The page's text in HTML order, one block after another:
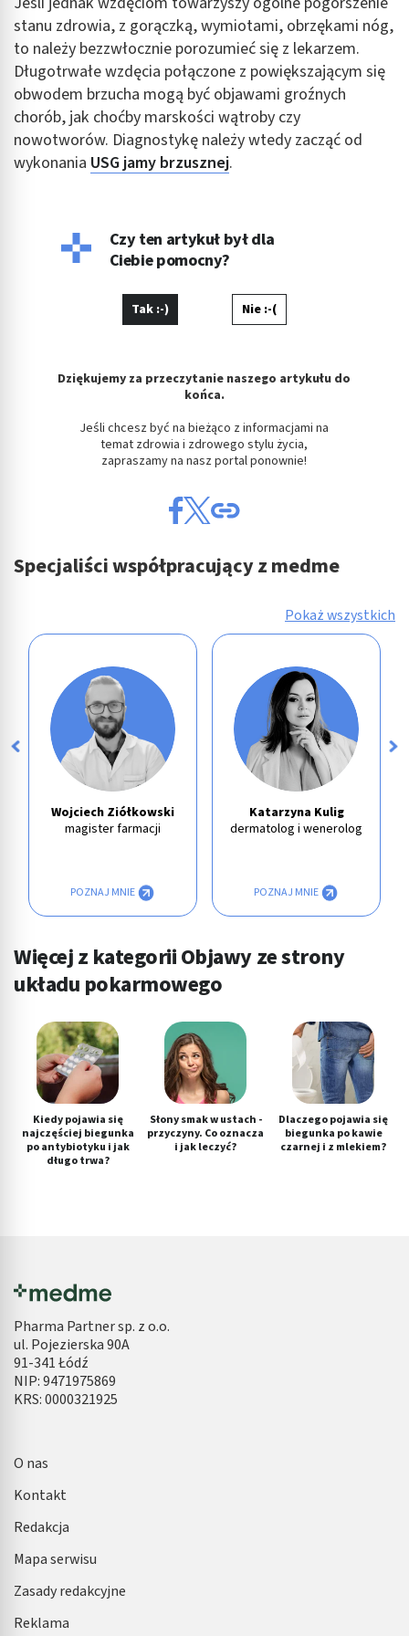
stanu zdrowia, z gorączką, wymiotami, obrzękami nóg,
to należy bezzwłocznie porozumieć się z lekarzem.
Długotrwałe wzdęcia połączone z powiększającym się
obwodem brzucha mogą być objawami groźnych
chorób, jak choćby marskości wątroby czy
nowotworów. Diagnostykę należy wtedy zacząć od
wykonania USG jamy brzusznej.
Czy ten artykuł był dla
Ciebie pomocny?
Tak :-) Nie :-(
Dziękujemy za przeczytanie naszego artykułu do
końca.
Jeśli chcesz być na bieżąco z informacjami na
temat zdrowia i zdrowego stylu życia,
zapraszamy na nasz portal ponownie!
Specjaliści współpracujący z medme
Pokaż wszystkich
Wojciech Ziółkowski
magister farmacji
POZNAJ MNIE
Katarzyna Kulig
dermatolog i wenerolog
POZNAJ MNIE
Więcej z kategorii Objawy ze strony
układu pokarmowego
Kiedy pojawia się
najczęściej biegunka
po antybiotyku i jak
długo trwa?
Słony smak w ustach -
przyczyny. Co oznacza
i jak leczyć?
Dlaczego pojawia się
biegunka po kawie
czarnej i z mlekiem?
Pharma Partner sp. z o.o.
ul. Pojezierska 90A
91-341 Łódź
NIP: 9471975869
KRS: 0000321925
O nas
Kontakt
Redakcja
Mapa serwisu
Zasady redakcyjne
Reklama
Cele przetwarzania inne niż IAB:
Niezbędne
Wydajność (Performance)
Reklama / śledzenie